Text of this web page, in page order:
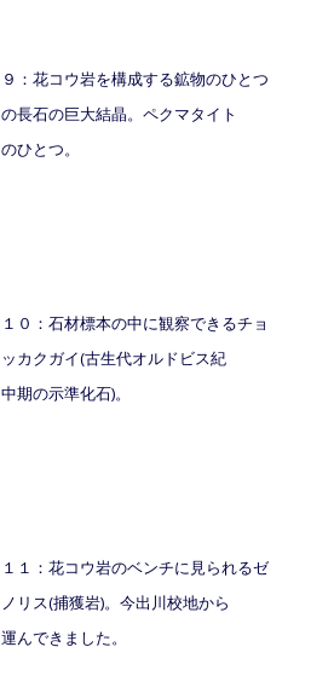
９：花コウ岩を構成する鉱物のひとつ
の長石の巨大結晶。ペクマタイト
のひとつ。
１０：石材標本の中に観察できるチョ
ッカクガイ(古生代オルドビス紀
中期の示準化石)。
１１：花コウ岩のベンチに見られるゼ
ノリス(捕獲岩)。今出川校地から
運んできました。